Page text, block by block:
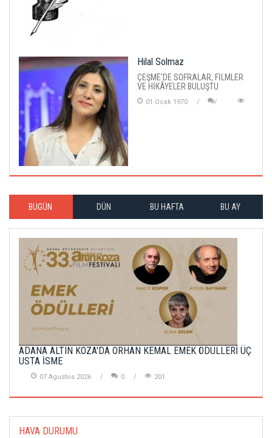
Hilal Solmaz
ÇEŞME'DE SOFRALAR, FİLMLER
VE HİKÂYELER BULUŞTU
01 Ocak 1970
BUGÜN DÜN BU HAFTA BU AY
ADANA ALTIN KOZA'DA ORHAN KEMAL EMEK ÖDÜLLERİ ÜÇ
USTA İSME
07 Agustos 2026 0 201
HAVA DURUMU